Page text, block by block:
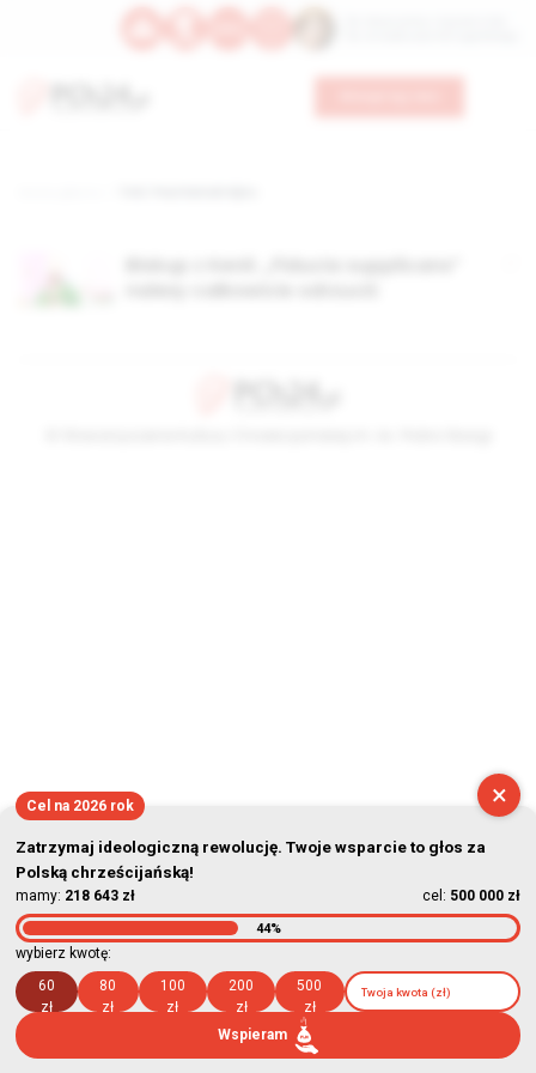
×
Cel na 2026 rok
Zatrzymaj ideologiczną rewolucję. Twoje wsparcie to głos za
Polską chrześcijańską!
mamy: 218 643 zł cel: 500 000 zł
44%
wybierz kwotę:
60
zł
80
zł
100
zł
200
zł
500
zł
Wspieram